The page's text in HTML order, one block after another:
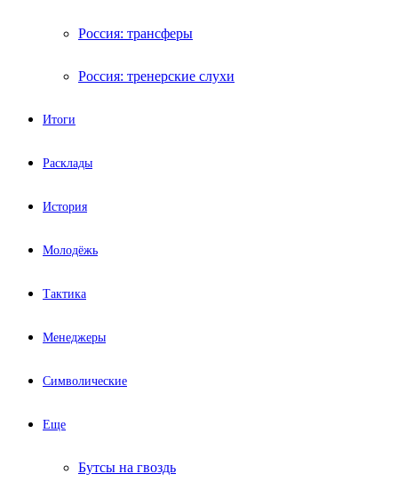
Россия: трансферы
Россия: тренерские слухи
Итоги
Расклады
История
Молодёжь
Тактика
Менеджеры
Символические
Еще
Бутсы на гвоздь